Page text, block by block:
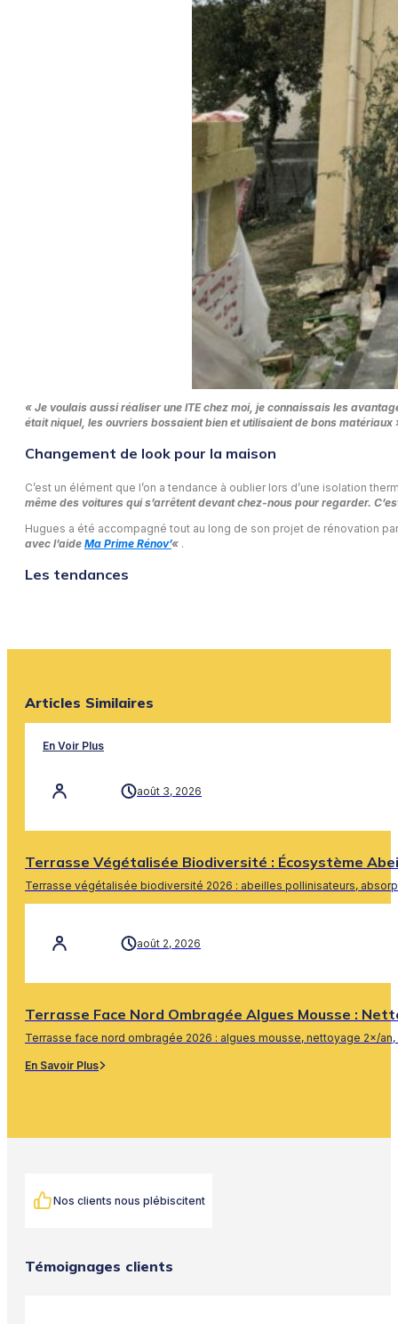
« Je voulais aussi réaliser une ITE chez moi, je connaissais les
était niquel, les ouvriers bossaient bien et utilisaient de bons matériaux
Changement de look pour la maison
C’est un élément que l’on a tendance à oublier lors d’une isolation
même des voitures qui s’arrêtent devant chez-nous pour regarder.
Hugues a été accompagné tout au long de son projet de rénovation
avec l’aide Ma Prime Rénov’« .
Les tendances
Articles Similaires
En Voir Plus
août 3, 2026
Terrasse Végétalisée Biodiversité : Écosystème
Terrasse végétalisée biodiversité 2026 : abeilles pollinisateurs,
août 2, 2026
Terrasse Face Nord Ombragée Algues Mousse :
Terrasse face nord ombragée 2026 : algues mousse, nettoyage 2×/
En Savoir Plus
Nos clients nous plébiscitent
Témoignages clients